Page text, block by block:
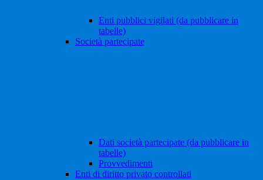
Enti pubblici vigilati (da pubblicare in
tabelle)
Società partecipate
Dati società partecipate (da pubblicare in
tabelle)
Provvedimenti
Enti di diritto privato controllati